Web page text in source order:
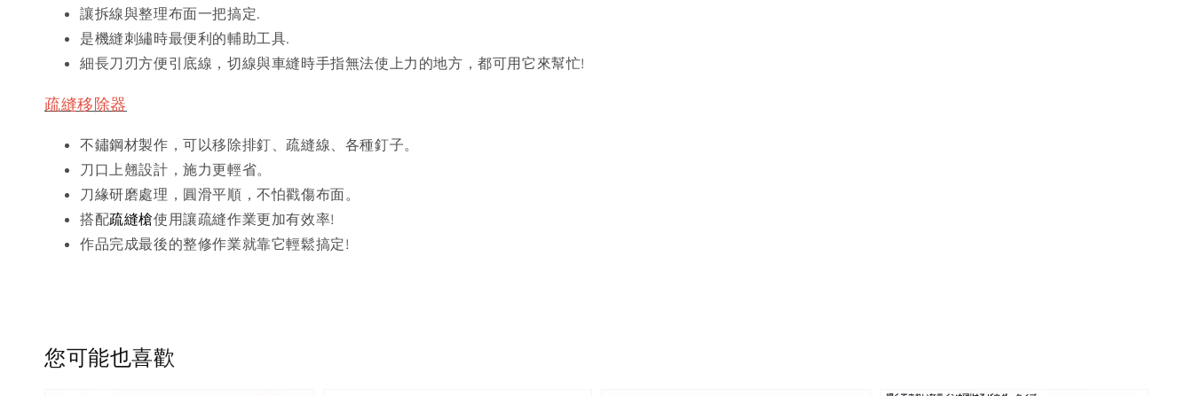
讓拆線與整理布面一把搞定.
是機縫刺繡時最便利的輔助工具.
細長刀刃方便引底線，切線與車縫時手指無法使上力的地方，都可用它來幫忙!
疏縫移除器
不鏽鋼材製作，可以移除排釘、疏縫線、各種釘子。
刀口上翹設計，施力更輕省。
刀緣研磨處理，圓滑平順，不怕戳傷布面。
搭配疏縫槍使用讓疏縫作業更加有效率!
作品完成最後的整修作業就靠它輕鬆搞定!
您可能也喜歡